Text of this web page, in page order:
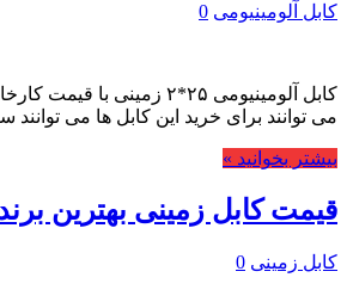
کابل آلومینیومی 0
کابل آلومینیومی
می توانند برای خرید این کابل ها می
بیشتر بخوانید »
قیمت کابل زمینی بهترین برند
کابل زمینی 0